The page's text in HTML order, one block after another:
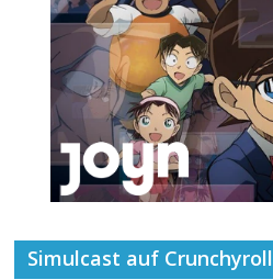
Simulcast auf Crunchyroll